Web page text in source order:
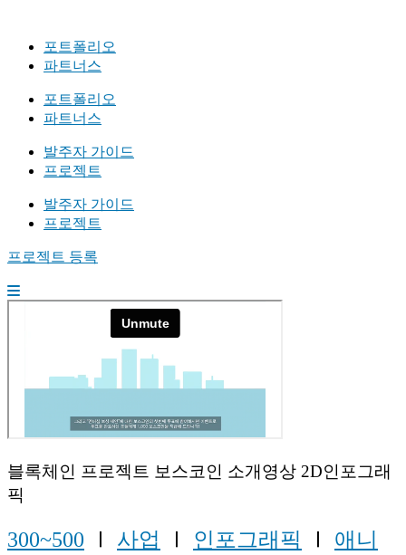
포트폴리오
파트너스
포트폴리오
파트너스
발주자 가이드
프로젝트
발주자 가이드
프로젝트
프로젝트 등록
블록체인 프로젝트 보스코인 소개영상 2D인포그래
픽
300~500 Ⅰ 사업 Ⅰ 인포그래픽 Ⅰ 애니